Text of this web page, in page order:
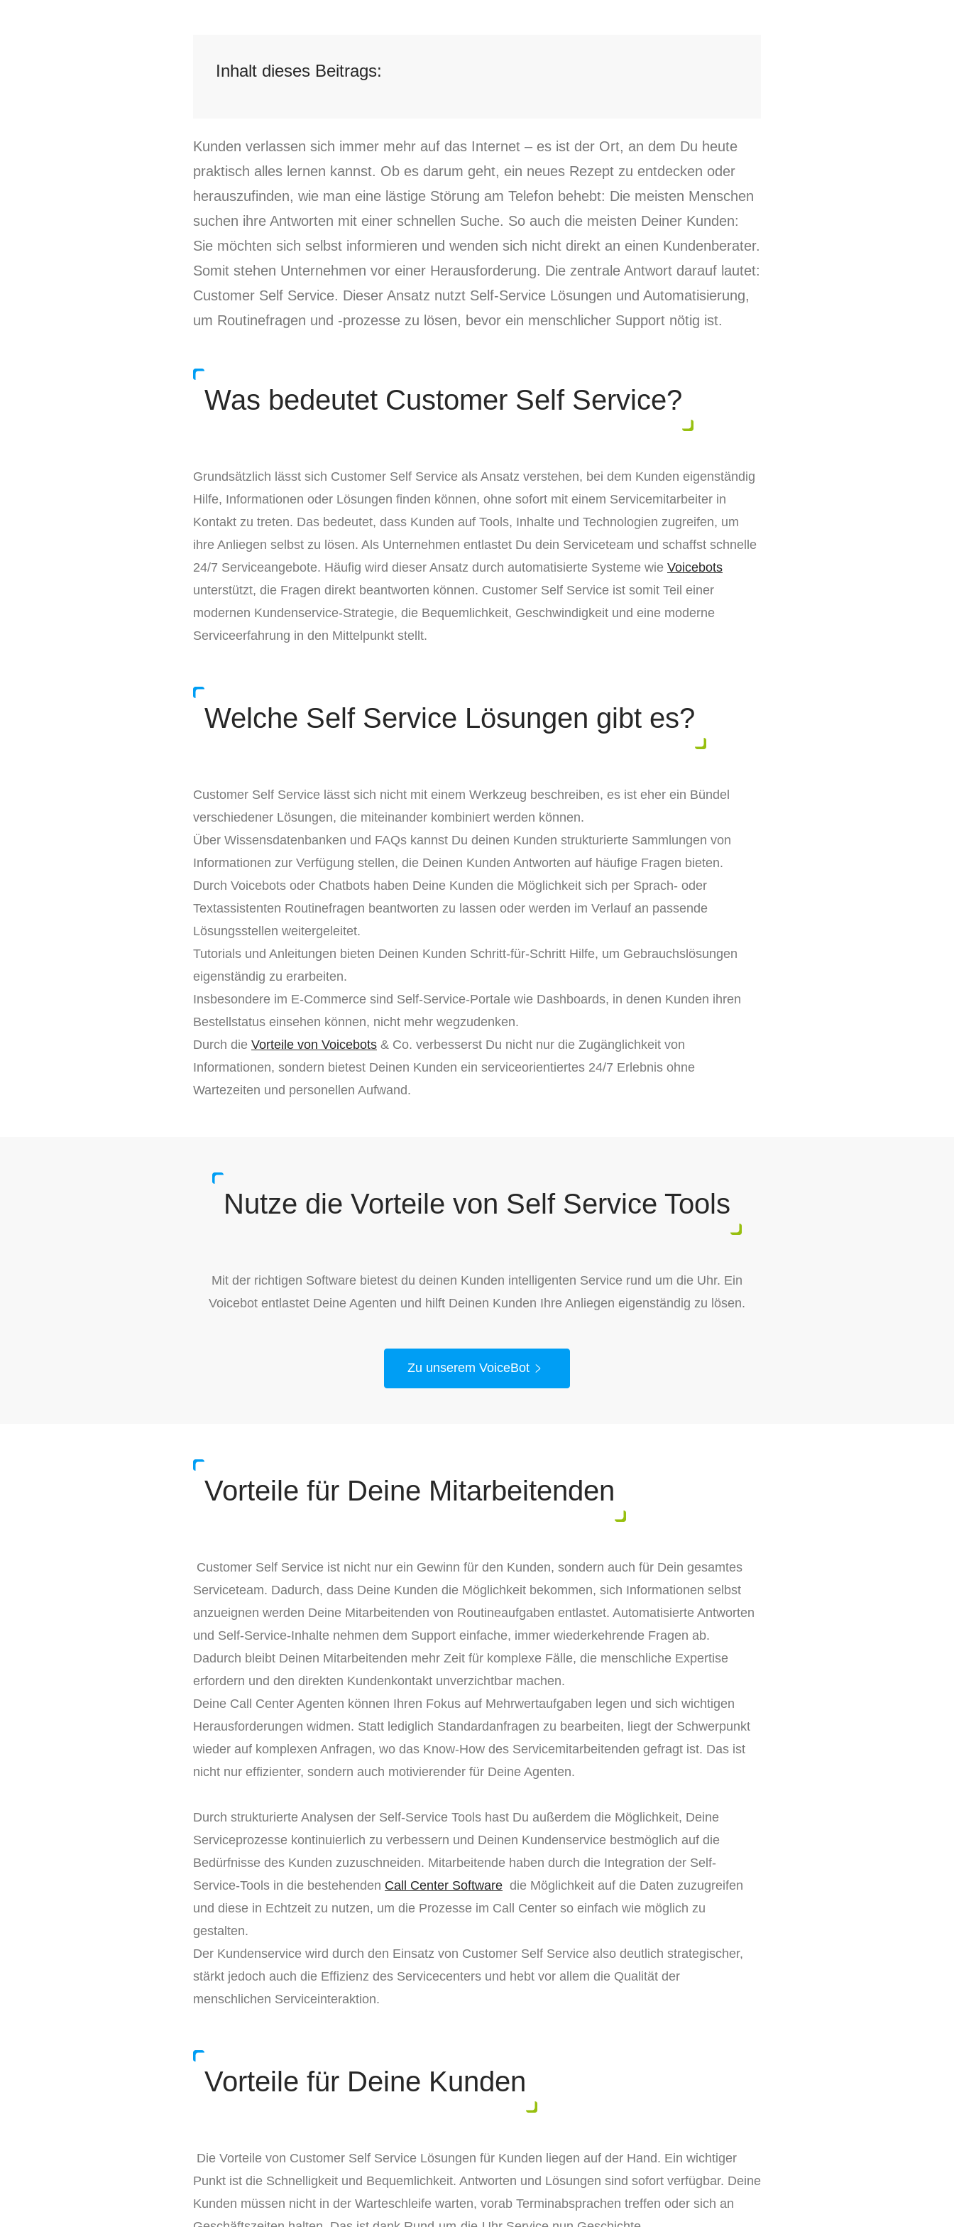
Inhalt dieses Beitrags:
Kunden verlassen sich immer mehr auf das Internet – es ist der Ort, an dem Du heute
praktisch alles lernen kannst. Ob es darum geht, ein neues Rezept zu entdecken oder
herauszufinden, wie man eine lästige Störung am Telefon behebt: Die meisten Menschen
suchen ihre Antworten mit einer schnellen Suche. So auch die meisten Deiner Kunden:
Sie möchten sich selbst informieren und wenden sich nicht direkt an einen Kundenberater.
Somit stehen Unternehmen vor einer Herausforderung. Die zentrale Antwort darauf lautet:
Customer Self Service. Dieser Ansatz nutzt Self-Service Lösungen und Automatisierung,
um Routinefragen und -prozesse zu lösen, bevor ein menschlicher Support nötig ist.
Was bedeutet Customer Self Service?
Grundsätzlich lässt sich Customer Self Service als Ansatz verstehen, bei dem Kunden eigenständig
Hilfe, Informationen oder Lösungen finden können, ohne sofort mit einem Servicemitarbeiter in
Kontakt zu treten. Das bedeutet, dass Kunden auf Tools, Inhalte und Technologien zugreifen, um
ihre Anliegen selbst zu lösen. Als Unternehmen entlastet Du dein Serviceteam und schaffst schnelle
24/7 Serviceangebote. Häufig wird dieser Ansatz durch automatisierte Systeme wie Voicebots
unterstützt, die Fragen direkt beantworten können. Customer Self Service ist somit Teil einer
modernen Kundenservice-Strategie, die Bequemlichkeit, Geschwindigkeit und eine moderne
Serviceerfahrung in den Mittelpunkt stellt.
Welche Self Service Lösungen gibt es?
Customer Self Service lässt sich nicht mit einem Werkzeug beschreiben, es ist eher ein Bündel
verschiedener Lösungen, die miteinander kombiniert werden können.
Über Wissensdatenbanken und FAQs kannst Du deinen Kunden strukturierte Sammlungen von
Informationen zur Verfügung stellen, die Deinen Kunden Antworten auf häufige Fragen bieten.
Durch Voicebots oder Chatbots haben Deine Kunden die Möglichkeit sich per Sprach- oder
Textassistenten Routinefragen beantworten zu lassen oder werden im Verlauf an passende
Lösungsstellen weitergeleitet.
Tutorials und Anleitungen bieten Deinen Kunden Schritt-für-Schritt Hilfe, um Gebrauchslösungen
eigenständig zu erarbeiten.
Insbesondere im E-Commerce sind Self-Service-Portale wie Dashboards, in denen Kunden ihren
Bestellstatus einsehen können, nicht mehr wegzudenken.
Durch die Vorteile von Voicebots & Co. verbesserst Du nicht nur die Zugänglichkeit von
Informationen, sondern bietest Deinen Kunden ein serviceorientiertes 24/7 Erlebnis ohne
Wartezeiten und personellen Aufwand.
Nutze die Vorteile von Self Service Tools
Mit der richtigen Software bietest du deinen Kunden intelligenten Service rund um die Uhr. Ein
Voicebot entlastet Deine Agenten und hilft Deinen Kunden Ihre Anliegen eigenständig zu lösen.
Zu unserem VoiceBot
Vorteile für Deine Mitarbeitenden
Customer Self Service ist nicht nur ein Gewinn für den Kunden, sondern auch für Dein gesamtes
Serviceteam. Dadurch, dass Deine Kunden die Möglichkeit bekommen, sich Informationen selbst
anzueignen werden Deine Mitarbeitenden von Routineaufgaben entlastet. Automatisierte Antworten
und Self-Service-Inhalte nehmen dem Support einfache, immer wiederkehrende Fragen ab.
Dadurch bleibt Deinen Mitarbeitenden mehr Zeit für komplexe Fälle, die menschliche Expertise
erfordern und den direkten Kundenkontakt unverzichtbar machen.
Deine Call Center Agenten können Ihren Fokus auf Mehrwertaufgaben legen und sich wichtigen
Herausforderungen widmen. Statt lediglich Standardanfragen zu bearbeiten, liegt der Schwerpunkt
wieder auf komplexen Anfragen, wo das Know-How des Servicemitarbeitenden gefragt ist. Das ist
nicht nur effizienter, sondern auch motivierender für Deine Agenten.
Durch strukturierte Analysen der Self-Service Tools hast Du außerdem die Möglichkeit, Deine
Serviceprozesse kontinuierlich zu verbessern und Deinen Kundenservice bestmöglich auf die
Bedürfnisse des Kunden zuzuschneiden. Mitarbeitende haben durch die Integration der Self-
Service-Tools in die bestehenden Call Center Software die Möglichkeit auf die Daten zuzugreifen
und diese in Echtzeit zu nutzen, um die Prozesse im Call Center so einfach wie möglich zu
gestalten.
Der Kundenservice wird durch den Einsatz von Customer Self Service also deutlich strategischer,
stärkt jedoch auch die Effizienz des Servicecenters und hebt vor allem die Qualität der
menschlichen Serviceinteraktion.
Vorteile für Deine Kunden
Die Vorteile von Customer Self Service Lösungen für Kunden liegen auf der Hand. Ein wichtiger
Punkt ist die Schnelligkeit und Bequemlichkeit. Antworten und Lösungen sind sofort verfügbar. Deine
Kunden müssen nicht in der Warteschleife warten, vorab Terminabsprachen treffen oder sich an